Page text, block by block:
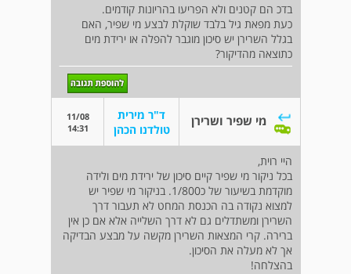
בדכ הם קטנים ולא הפריעו בהריונות קודמים.
כעת מפאת גיל בלבד שוקלת לבצע מי שפיר, האם
בגלל השרירן יש סיכון מוגבר להפלה או ירידת מים
כתוצאה מהדיקור?
מי שפיר ושרירן
ד"ר מירית
טולדנו הכהן
11/08
14:31
היי רוית,
בכל ניקור מי שפיר קיים סיכון של ירידת מים ולידה
מוקדמת בשיעור של כ1/800. בניקור מי שפיר יש
למצוא נקודה בה הכנסת המחט לא תעבור דרך
השרירן ומשתדלים גם לא דרך השלייה אלא אם כן אין
ברירה. קרי המצאות השרירן מקשה על מבצע הבדיקה
אך לא מעלה את הסיכון.
בהצלחה!